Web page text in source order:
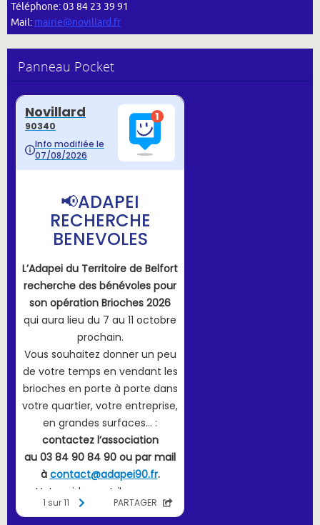
Téléphone: 03 84 23 39 91
Mail: mairie@novillard.fr
Panneau Pocket